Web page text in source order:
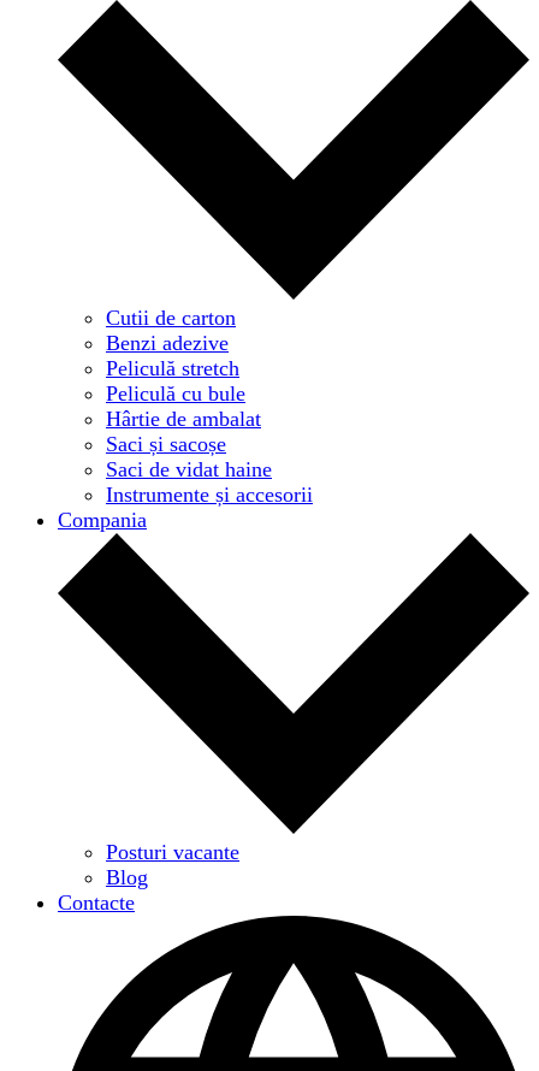
Cutii de carton
Benzi adezive
Peliculă stretch
Peliculă cu bule
Hârtie de ambalat
Saci și sacoșe
Saci de vidat haine
Instrumente și accesorii
Compania
Posturi vacante
Blog
Contacte